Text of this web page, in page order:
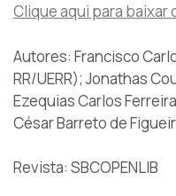
Clique aqui para baixar
Autores: Francisco
RR/UERR); Jonathas
Ezequias Carlos
César Barreto de
Revista: SBCOPENLIB